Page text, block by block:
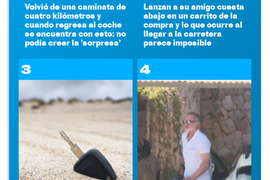
Volvió de una caminata de
cuatro kilómetros y
cuando regresa al coche
se encuentra con esto: no
podía creer la 'sorpresa'
Lanzan a su amigo cuesta
abajo en un carrito de la
compra y lo que ocurre al
llegar a la carretera
parece imposible
3 4